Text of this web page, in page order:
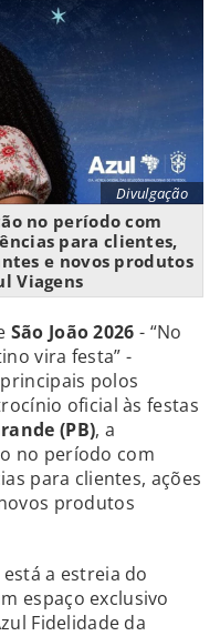
Divulgação
no período com
para clientes,
e novos produtos
Viagens
São João 2026 - “No
vira festa” -
polos
oficial às festas
(PB), a
no período com
para clientes, ações
produtos
a estreia do
espaço exclusivo
Fidelidade da